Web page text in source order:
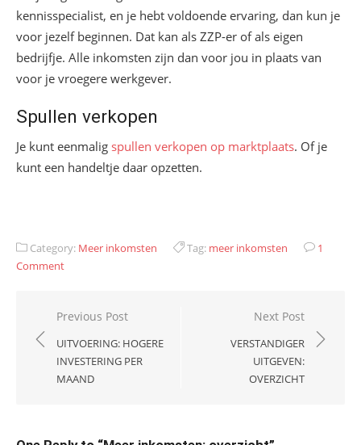
kennisspecialist, en je hebt voldoende ervaring, dan kun je
voor jezelf beginnen. Dat kan als ZZP-er of als eigen
bedrijfje. Alle inkomsten zijn dan voor jou in plaats van
voor je vroegere werkgever.
Spullen verkopen
Je kunt eenmalig spullen verkopen op marktplaats. Of je
kunt een handeltje daar opzetten.
Category: Meer inkomsten Tag: meer inkomsten
1
Comment
Bericht
navigatie
Previous Post
UITVOERING: HOGERE
INVESTERING PER
MAAND
Next Post
VERSTANDIGER
UITGEVEN:
OVERZICHT